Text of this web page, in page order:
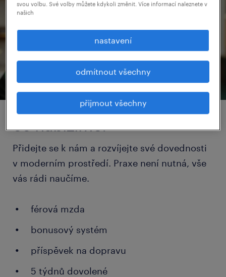
co nabízíme.
Přidejte se k nám a rozvíjejte své dovednosti
v moderním prostředí. Praxe není nutná, vše
vás rádi naučíme.
férová mzda
bonusový systém
příspěvek na dopravu
5 týdnů dovolené
svou volbu. Své volby můžete kdykoli změnit. Více informací naleznete v
našich
nastavení
odmítnout všechny
přijmout všechny